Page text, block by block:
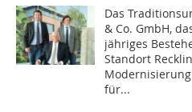
Das
& Co. GmbH,
jähriges
Standort
für...